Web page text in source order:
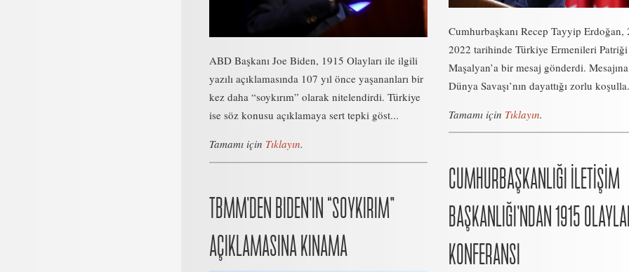
ABD Başkanı Joe Biden, 1915 Olayları ile ilgili
yazılı açıklamasında 107 yıl önce yaşananları bir
kez daha “soykırım” olarak nitelendirdi. Türkiye
ise söz konusu açıklamaya sert tepki göst...
Tamamı için Tıklayın.
Cumhurbaşkanı Recep Tayyip Erdoğan,
2022 tarihinde Türkiye Ermenileri Patriği
Maşalyan’a bir mesaj gönderdi.
Dünya Savaşı’nın dayattığı zorlu
Tamamı için Tıklayın.
CUMHURBAŞKANLIĞI İLETİŞİM
BAŞKANLIĞI’NDAN 1915
KONFERANSI
TBMM’DEN BIDEN’IN “SOYKIRIM”
AÇIKLAMASINA KINAMA